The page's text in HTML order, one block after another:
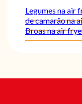
Legumes na air
de camarão na
Broas na air